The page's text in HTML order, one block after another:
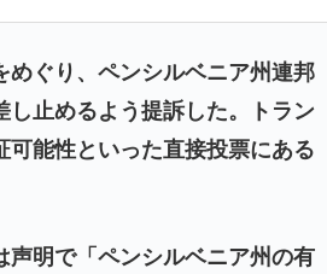
めぐり、ペンシルベニア州連邦
止めるよう提訴した。トラン
能性といった直接投票にある
声明で「ペンシルベニア州の有